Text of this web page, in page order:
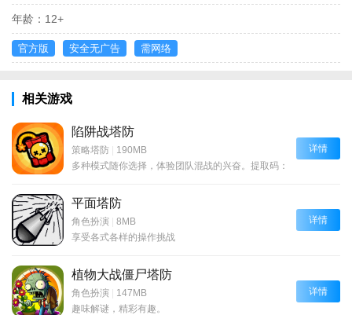
年龄： 12+
官方版 安全无广告 需网络
相关游戏
陷阱战塔防
策略塔防 | 190MB
多种模式随你选择，体验团队混战的兴奋。提取码：6666
详情
平面塔防
角色扮演 | 8MB
享受各式各样的操作挑战
详情
植物大战僵尸塔防
角色扮演 | 147MB
趣味解谜，精彩有趣。
详情